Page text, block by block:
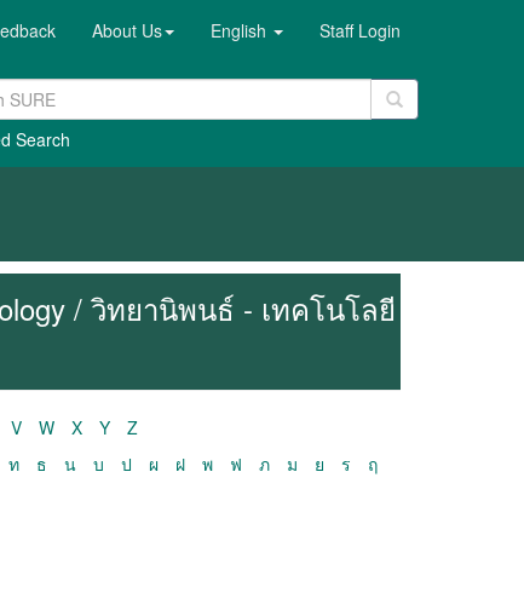
About Us English Staff Login
Search
/ วิทยานิพนธ์ - เทคโนโลยี
V W X Y
Z
ท ธ น บ ป ผ ฝ พ ฟ ภ ม ย ร
ฤ